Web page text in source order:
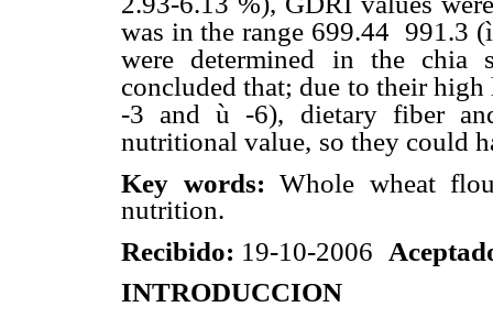
was in the range 699.44  991.3
were determined in the chia
concluded that; due to their high
-3 and ù -6),
dietary fiber
nutritional value, so they could
Key words: Whole wheat
nutrition.
Recibido: 19-10-2006
INTRODUCCION